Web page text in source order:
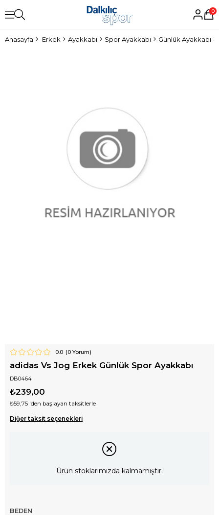
0
Anasayfa Erkek Ayakkabı Spor Ayakkabı Günlük Ayakkabı
0.0 (0Yorum)
adidas Vs Jog Erkek Günlük Spor Ayakkabı
DB0464
₺239,00
₺59,75 'den başlayan taksitlerle
Diğer taksit seçenekleri
Ürün stoklarımızda kalmamıştır.
BEDEN